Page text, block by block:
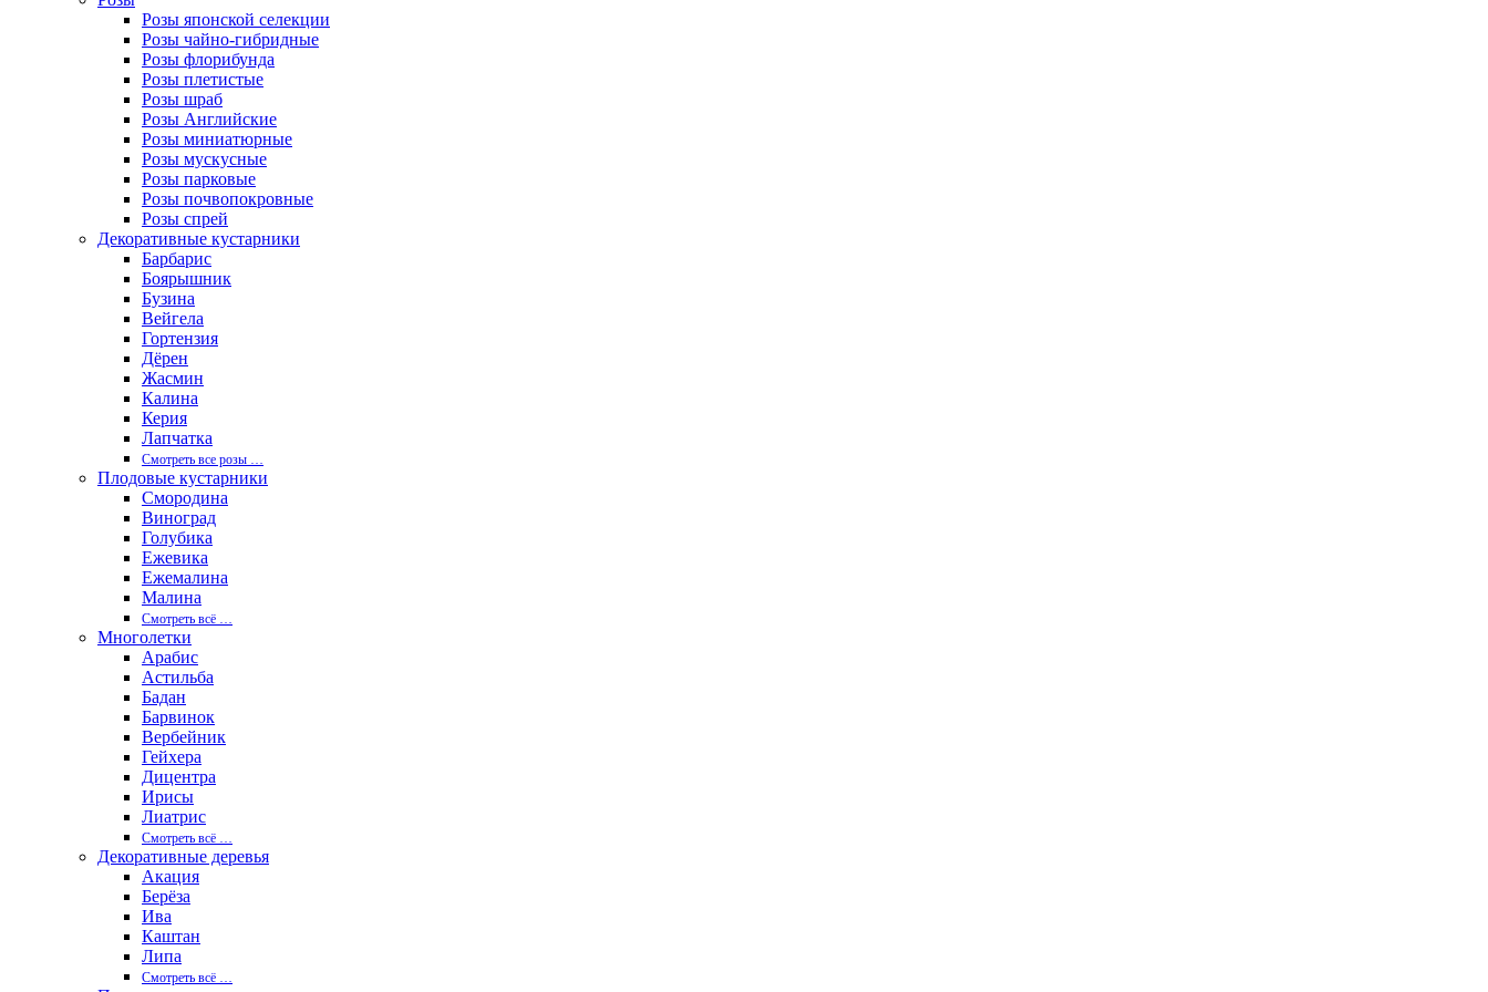
Розы японской селекции
Розы чайно-гибридные
Розы флорибунда
Розы плетистые
Розы шраб
Розы Английские
Розы миниатюрные
Розы мускусные
Розы парковые
Розы почвопокровные
Розы спрей
Декоративные кустарники
Барбарис
Боярышник
Бузина
Вейгела
Гортензия
Дёрен
Жасмин
Калина
Керия
Лапчатка
Смотреть все розы …
Плодовые кустарники
Смородина
Виноград
Голубика
Ежевика
Ежемалина
Малина
Смотреть вcё …
Многолетки
Арабис
Астильба
Бадан
Барвинок
Вербейник
Гейхера
Дицентра
Ирисы
Лиатрис
Смотреть вcё …
Декоративные деревья
Акация
Берёза
Ива
Каштан
Липа
Смотреть вcё …